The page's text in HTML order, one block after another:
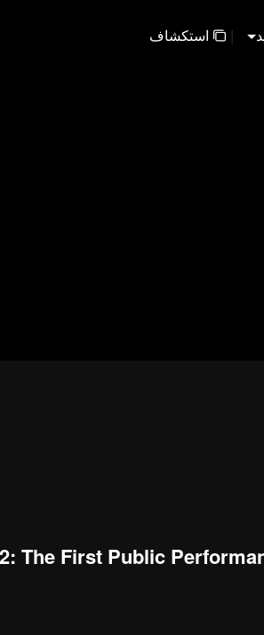
| استكشاف
The First Public